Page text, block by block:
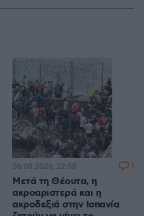
Μετά τη Θέουτα, η
ακροαριστερά και η
ακροδεξιά στην Ισπανία
06.08.2026, 22:08 1